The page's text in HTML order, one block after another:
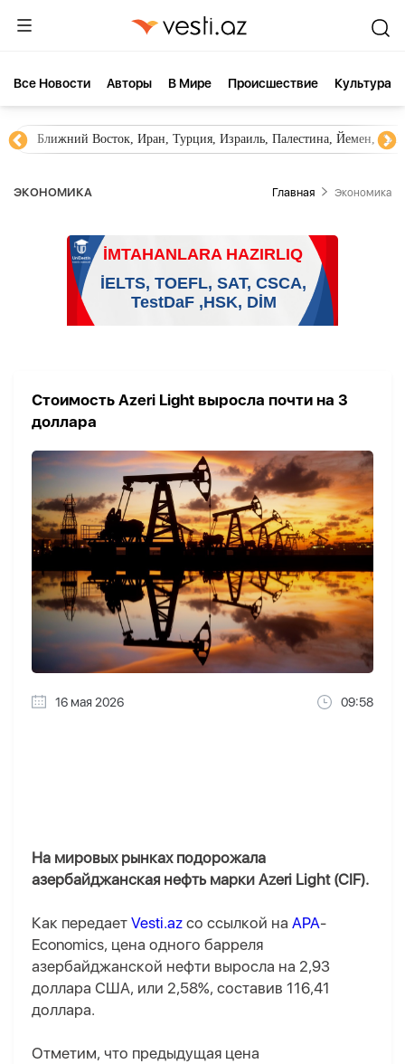
Все Новости Aвторы В Мире Происшествие Культура
Ближний Восток, Иран, Турция, Израиль, Палестина, Йемен,
ЭКОНОМИКА Главная Экономика
Стоимость Azeri Light выросла почти на 3
доллара
16 мая 2026 09:58
На мировых рынках подорожала
азербайджанская нефть марки Azeri Light (CIF).
Как передает Vesti.az со ссылкой на APA-
Economics, цена одного барреля
азербайджанской нефти выросла на 2,93
доллара США, или 2,58%, составив 116,41
доллара.
Отметим, что предыдущая цена